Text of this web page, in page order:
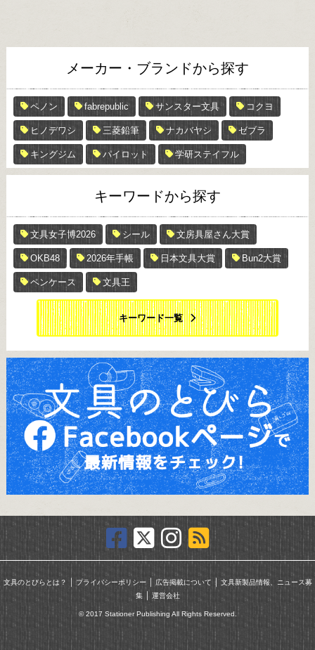
メーカー・ブランドから探す
ペノン fabrepublic サンスター文具 コクヨ
ヒノデワシ 三菱鉛筆 ナカバヤシ ゼブラ
キングジム パイロット 学研ステイフル
キーワードから探す
文具女子博2026 シール 文房具屋さん大賞
OKB48 2026年手帳 日本文具大賞 Bun2大賞
ペンケース 文具王
キーワード一覧
文具のとびらとは？ ｜ プライバシーポリシー｜ 広告掲載について ｜ 文具新製品情報、ニュース募
集｜ 運営会社
© 2017 Stationer Publishing All Rights Reserved.